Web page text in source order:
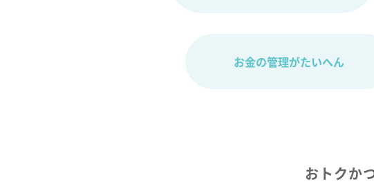
お金の管理がたいへん
おトクか